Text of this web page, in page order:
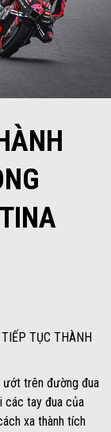
TỤC THÀNH
ướt trên đường đua
các tay đua của
xa thành tích